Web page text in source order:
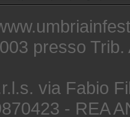
presso
via Fabio
- REA